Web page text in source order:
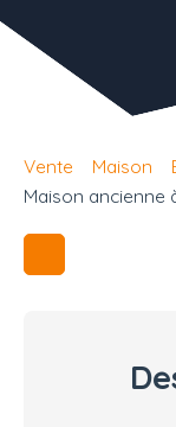
Vente Maison
Maison ancienne